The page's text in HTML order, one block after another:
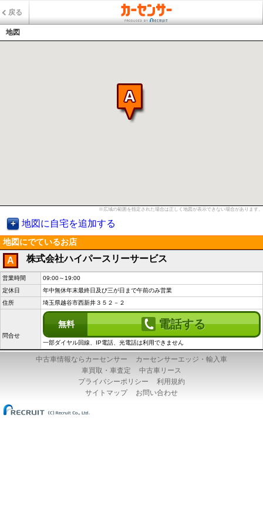
戻る
地図
※広域の範囲を指定された場合は正しく地図が表示できない場合があります。
地図に自宅を追加する
地図にでているお店
A 株式会社ハイパースリーサービス
営業時間
09:00～19:00
定休日
年中無休年末最終日及び三が日まで午前のみ営業
住所
埼玉県越谷市西新井３５２－２
問合せ
無料 電話する
一部ダイヤル回線、IP電話、光電話は利用できません
中古車情報ならカーセンサー
カーセンサーエッジ・輸入車
車買取・車査定
中古車リース
プライバシーポリシー
利用規約
サイトマップ
お問い合わせ